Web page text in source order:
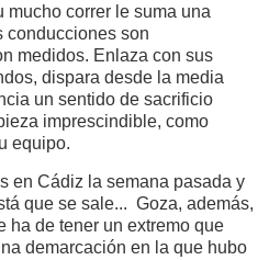
mucho correr le suma una
conducciones son
medidos. Enlaza con sus
dispara desde la media
un sentido de sacrificio
imprescindible, como
equipo.
en Cádiz la semana pasada y
que se sale... Goza, además,
ha de tener un extremo que
demarcación en la que hubo